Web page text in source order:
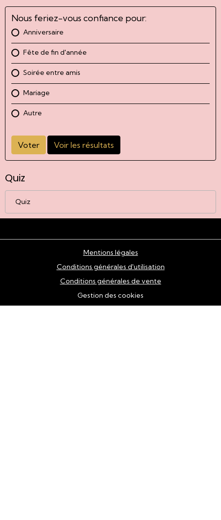
Nous feriez-vous confiance pour:
Anniversaire
Fête de fin d'année
Soirée entre amis
Mariage
Autre
Voter Voir les résultats
Quiz
Quiz
Mentions légales
Conditions générales d'utilisation
Conditions générales de vente
Gestion des cookies